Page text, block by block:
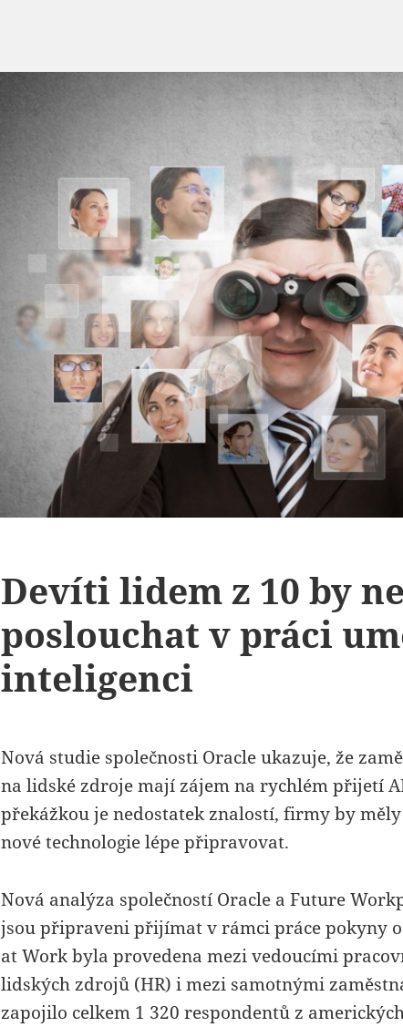
Devíti lidem z 10 by
poslouchat v práci
inteligenci
Nová studie společnosti Oracle ukazuje, že
na lidské zdroje mají zájem na rychlém přijetí
překážkou je nedostatek znalostí, firmy by měly
nové technologie lépe připravovat.
Nová analýza společností Oracle a Future
jsou připraveni přijímat v rámci práce pokyny
at Work byla provedena mezi vedoucími
lidských zdrojů (HR) i mezi samotnými
zapojilo celkem 1 320 respondentů z